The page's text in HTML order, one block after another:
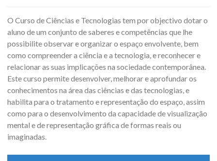
O Curso de Ciências e Tecnologias tem por objectivo dotar o
aluno de um conjunto de saberes e competências que lhe
possibilite observar e organizar o espaço envolvente, bem
como compreender a ciência e a tecnologia, e reconhecer e
relacionar as suas implicações na sociedade contemporânea.
Este curso permite desenvolver, melhorar e aprofundar os
conhecimentos na área das ciências e das tecnologias, e
habilita para o tratamento e representação do espaço, assim
como para o desenvolvimento da capacidade de visualização
mental e de representação gráfica de formas reais ou
imaginadas.